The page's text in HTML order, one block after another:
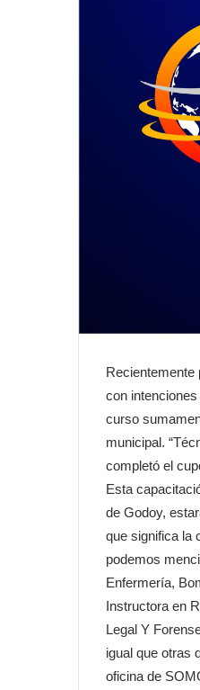
con
curso
municipal.
completó el
Esta
de Godoy,
que significa la
podemos
Enfermería,
Instructora en
Legal Y
igual que otras
oficina de